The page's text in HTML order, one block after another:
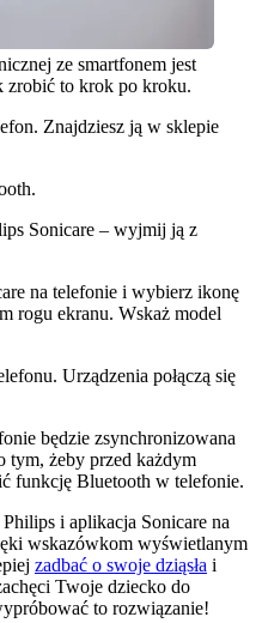
ze smartfonem jest
zrobić to krok po kroku.
Znajdziesz ją w sklepie
Sonicare – wyjmij ją z
na telefonie i wybierz ikonę
rogu ekranu. Wskaż model
Urządzenia połączą się
będzie zsynchronizowana
tym, żeby przed każdym
funkcję Bluetooth w telefonie.
i aplikacja Sonicare na
wskazówkom wyświetlanym
zadbać o swoje dziąsła i
Twoje dziecko do
to rozwiązanie!